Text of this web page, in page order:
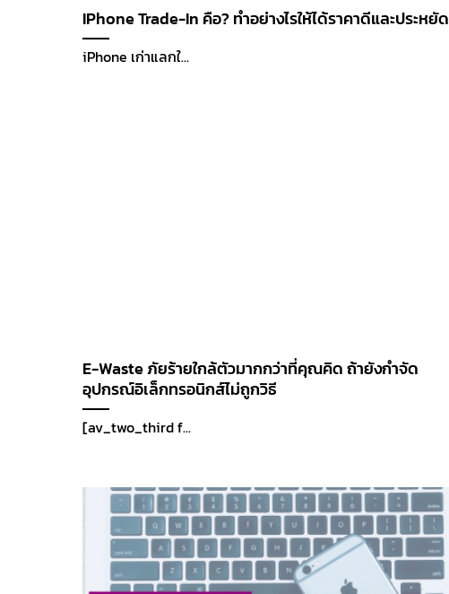
IPhone Trade-In คือ? ทำอย่างไรให้ได้ราคาดีและประหยัด
iPhone เก่าแลกใ...
E-Waste ภัยร้ายใกล้ตัวมากกว่าที่คุณคิด ถ้ายังกำจัด
อุปกรณ์อิเล็กทรอนิกส์ไม่ถูกวิธี
[av_two_third f...